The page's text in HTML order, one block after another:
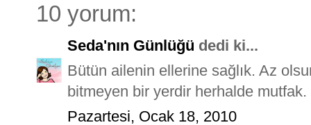
10 yorum:
Seda'nın Günlüğü dedi ki...
Bütün ailenin ellerine sağlık. Az
bitmeyen bir yerdir herhalde mutfak.
Pazartesi, Ocak 18, 2010